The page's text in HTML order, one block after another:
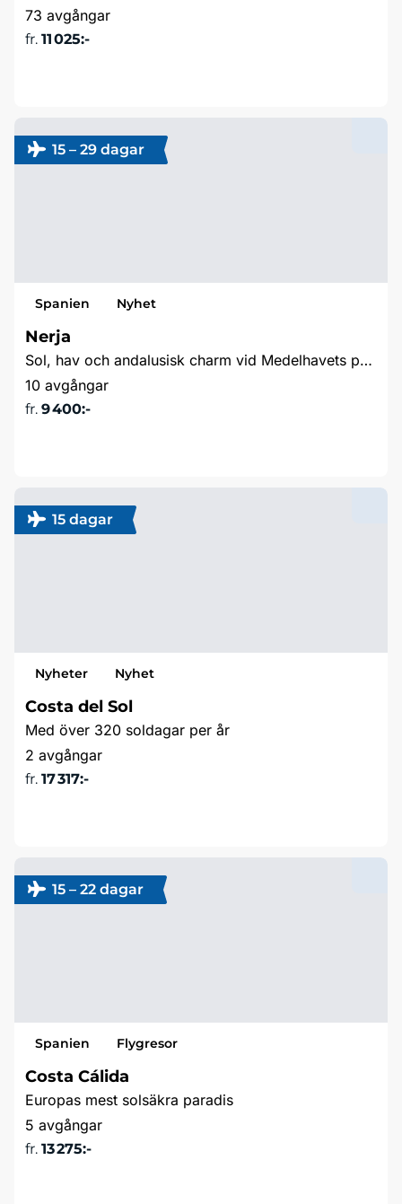
73 avgångar
fr. 11 025:-
15 – 29 dagar
Spanien Nyhet
Nerja
Sol, hav och andalusisk charm vid Medelhavets pärla
10 avgångar
fr. 9 400:-
15 dagar
Nyheter Nyhet
Costa del Sol
Med över 320 soldagar per år
2 avgångar
fr. 17 317:-
15 – 22 dagar
Spanien Flygresor
Costa Cálida
Europas mest solsäkra paradis
5 avgångar
fr. 13 275:-